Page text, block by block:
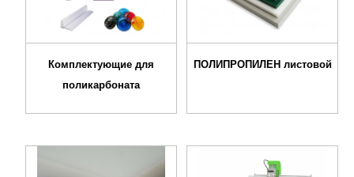
Комплектующие для
поликарбоната
ПОЛИПРОПИЛЕН листовой